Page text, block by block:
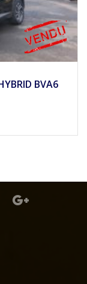
BVA6